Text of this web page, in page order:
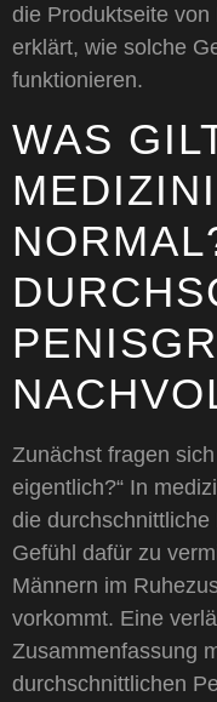
die Produktseite
erklärt, wie solche
funktionieren.
WAS
Zunächst fragen
eigentlich?“ In
die
Gefühl dafür zu
Männern im
vorkommt. Eine
Zusammenfassung
durchschnittlichen